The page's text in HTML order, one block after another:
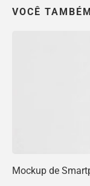
VOCÊ
Mockup de